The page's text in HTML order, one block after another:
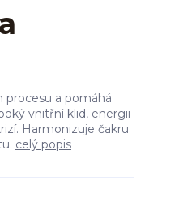
procesu a pomáhá
vnitřní klid, energii
Harmonizuje čakru
celý popis